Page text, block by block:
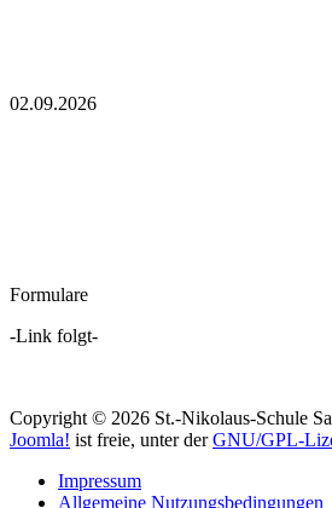
02.09.2026
Formulare
-Link folgt-
Copyright © 2026 St.-Nikolaus-Schule
Joomla! ist freie, unter derGNU/GPL-
Impressum
Allgemeine Nutzungsbedingungen